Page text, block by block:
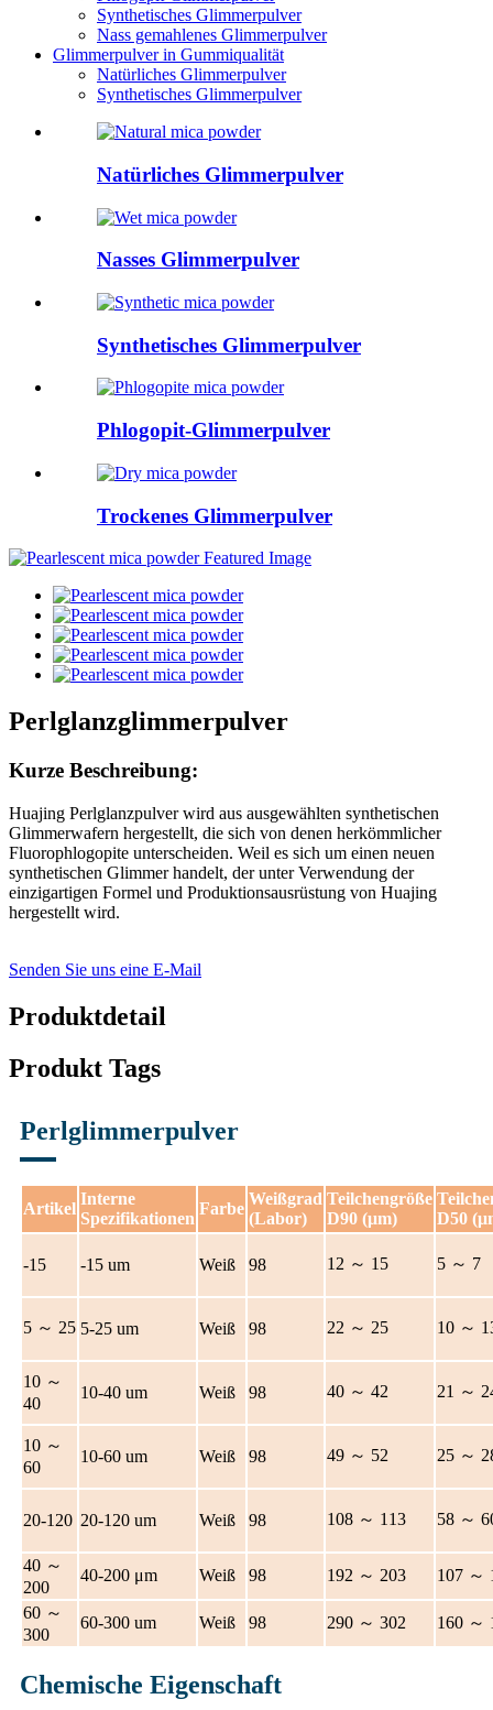
Synthetisches Glimmerpulver
Nass gemahlenes Glimmerpulver
Glimmerpulver in Gummiqualität
Natürliches Glimmerpulver
Synthetisches Glimmerpulver
Natürliches Glimmerpulver
Nasses Glimmerpulver
Synthetisches Glimmerpulver
Phlogopit-Glimmerpulver
Trockenes Glimmerpulver
Perlglanzglimmerpulver
Kurze Beschreibung:
Huajing Perlglanzpulver wird aus ausgewählten synthetischen
Glimmerwafern hergestellt, die sich von denen herkömmlicher
Fluorophlogopite unterscheiden. Weil es sich um einen neuen
synthetischen Glimmer handelt, der unter Verwendung der
einzigartigen Formel und Produktionsausrüstung von Huajing
hergestellt wird.
Senden Sie uns eine E-Mail
Produktdetail
Produkt Tags
Perlglimmerpulver
Artikel
Interne
Spezifikationen
Farbe
Weißgrad
(Labor)
Teilchengröße
D90 (μm)
D50
-15 -15 um Weiß 98 12 ～ 15 5 ～ 7
5 ～ 25 5-25 um Weiß 98 22 ～ 25 10 ～
10 ～
40
10-40 um Weiß 98 40 ～ 42 21 ～
10 ～
60
10-60 um Weiß 98 49 ～ 52 25 ～
20-120 20-120 um Weiß 98 108 ～ 113 58 ～
40 ～
200
40-200 μm Weiß 98 192 ～ 203
107 ～
60 ～
300
60-300 um Weiß 98 290 ～ 302 160 ～
Chemische Eigenschaft